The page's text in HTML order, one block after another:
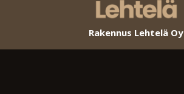
Rakennus Lehtelä Oy